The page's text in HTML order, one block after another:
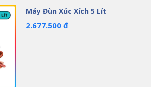
Máy Đùn Xúc Xích 5 Lít
2.677.500 đ